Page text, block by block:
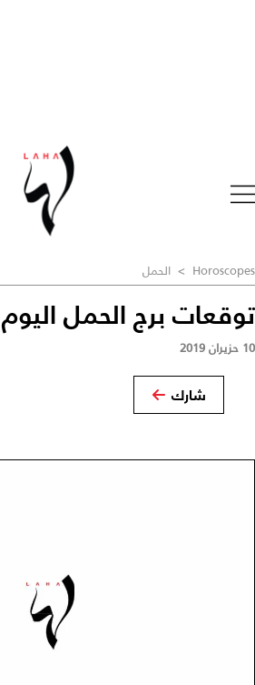
Horoscopes
> الحمل
توقعات برج الحمل اليوم 10/06/2019
10 حزيران 2019
شارك